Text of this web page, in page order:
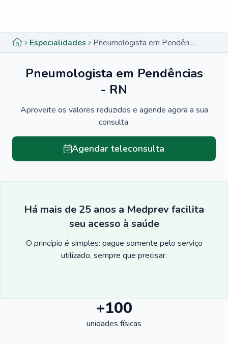
Especialidades Pneumologista em Pendências - RN
Pneumologista em Pendências
- RN
Aproveite os valores reduzidos e agende agora a sua
consulta.
Agendar teleconsulta
Há mais de 25 anos a Medprev facilita
seu acesso à saúde
O princípio é simples: pague somente pelo serviço
utilizado, sempre que precisar.
+100
unidades físicas